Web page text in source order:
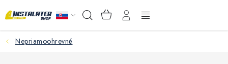
na
Hľadať NÁKUPNÝ
KOŠÍK
VEĽKOOBCHOD
Nepriamoohrevné